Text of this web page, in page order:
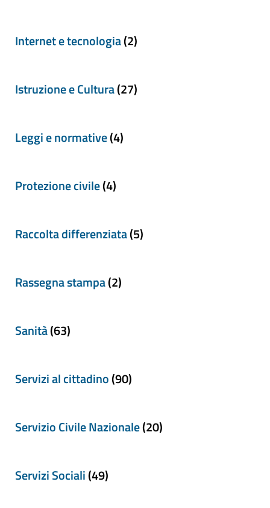
Internet e tecnologia(2)
Istruzione e Cultura(27)
Leggi e normative(4)
Protezione civile(4)
Raccolta differenziata(5)
Rassegna stampa(2)
Sanità(63)
Servizi al cittadino(90)
Servizio Civile Nazionale(20)
Servizi Sociali(49)